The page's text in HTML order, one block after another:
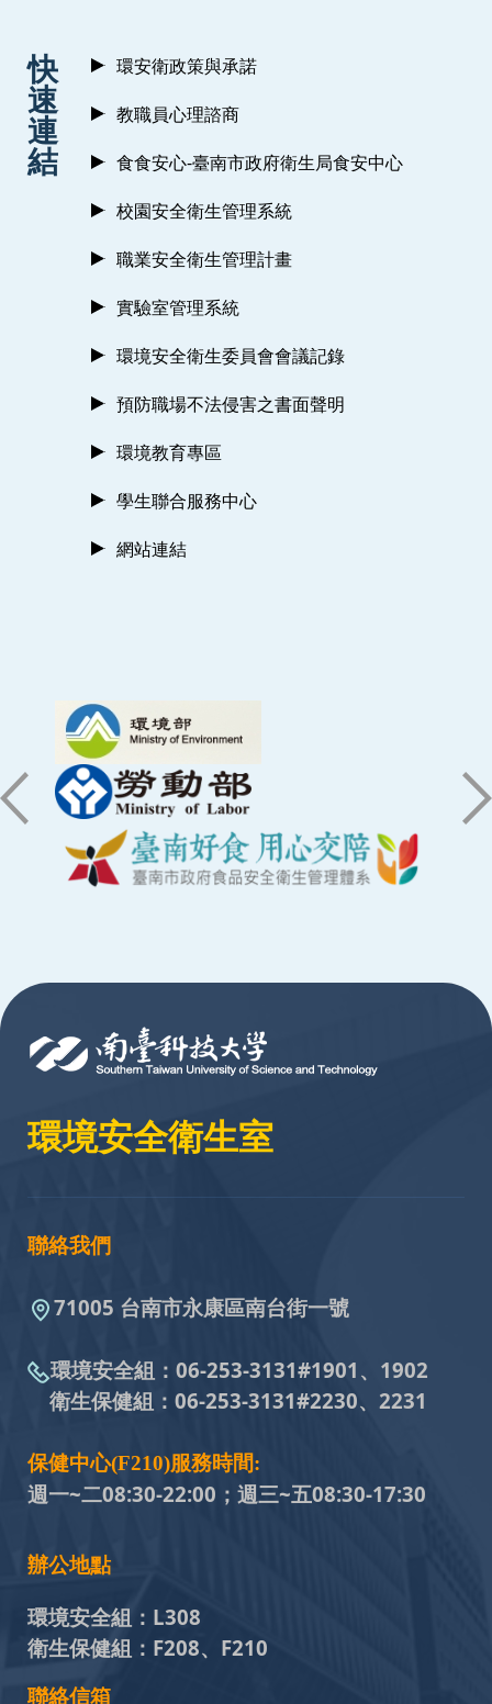
快
速
連
結
環安衛政策與承諾
教職員心理諮商
食食安心-臺南市政府衛生局食安中心
校園安全衛生管理系統
職業安全衛生管理計畫
實驗室管理系統
環境安全衛生委員會會議記錄
預防職場不法侵害之書面聲明
環境教育專區
學生聯合服務中心
網站連結
環境安全衛生室
聯絡我們
71005 台南市永康區南台街一號
環境安全組： 06-253-3131#1901、1902
衛生保健組： 06-253-3131#2230、2231
保健中心(F210)服務時間:
週一~二08:30-22:00；週三~五08:30-17:30
辦公地點
環境安全組： L308
衛生保健組： F208、F210
聯絡信箱